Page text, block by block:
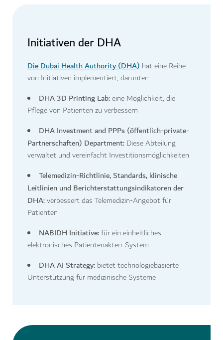
Initiativen der DHA
Die Dubai Health Authority (DHA) hat eine Reihe
von Initiativen implementiert, darunter:
DHA 3D Printing Lab:eine Möglichkeit, die
Pflege von Patienten zu verbessern
DHA Investment and PPPs (öffentlich-private-
Partnerschaften) Department: Diese Abteilung
verwaltet und vereinfacht Investitionsmöglichkeiten
Telemedizin-Richtlinie, Standards, klinische
Leitlinien und Berichterstattungsindikatoren der
DHA:verbessert das Telemedizin-Angebot für
Patienten
NABIDH Initiative:für ein einheitliches
elektronisches Patientenakten-System
DHA AI Strategy: bietet technologiebasierte
Unterstützung für medizinische Systeme